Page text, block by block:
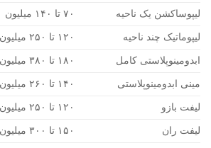
لیپوساکشن یک ناحیه ۷۰ تا ۱۴۰ میلیون
لیپوماتیک چند ناحیه ۱۲۰ تا ۲۵۰ میلیون
ابدومینوپلاستی کامل ۱۸۰ تا ۳۸۰ میلیون
مینی ابدومینوپلاستی ۱۴۰ تا ۲۶۰ میلیون
لیفت بازو ۱۲۰ تا ۲۵۰ میلیون
لیفت ران ۱۵۰ تا ۳۰۰ میلیون